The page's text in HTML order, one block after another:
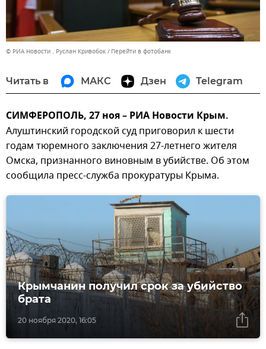
© РИА Новости . Руслан Кривобок Перейти в фотобанк
Читать в МАКС Дзен Telegram
СИМФЕРОПОЛЬ, 27 ноя – РИА Новости Крым.
Алуштинский городской суд приговорил к шести
годам тюремного заключения 27-летнего жителя
Омска, признанного виновным в убийстве. Об этом
сообщила пресс-служба прокуратуры Крыма.
20 ноября 2020, 16:05
Крымчанин получил срок за убийство
брата